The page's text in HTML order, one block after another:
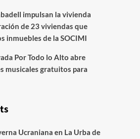
impulsan la vivienda
de 23 viviendas que
inmuebles de la SOCIMI
Por Todo lo Alto abre
musicales gratuitos para
Ucraniana en La Urba de